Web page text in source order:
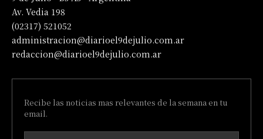
Av. Vedia 198
(02317) 521052
administracion@diarioel9dejulio.com.ar
redaccion@diarioel9dejulio.com.ar
Recibe las noticias mas relevantes de la semana en tu
email.